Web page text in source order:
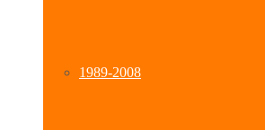
1989-2008